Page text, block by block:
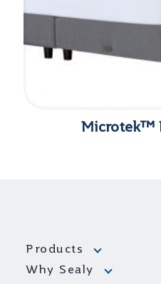
Microtek™
Products
Why Sealy